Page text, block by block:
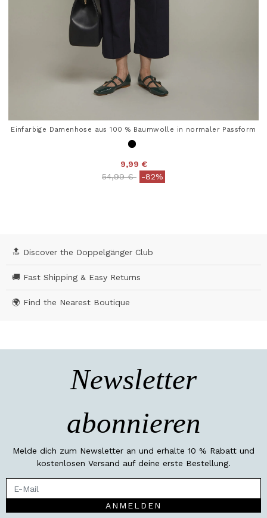
Einfarbige Damenhose aus 100 % Baumwolle in normaler Passform
9,99 €
Price reduced from
54,99 €to-82%
🔝 Discover the Doppelgänger Club
🚚 Fast Shipping & Easy Returns
🌍 Find the Nearest Boutique
Newsletter
abonnieren
Melde dich zum Newsletter an und erhalte 10 % Rabatt und
kostenlosen Versand auf deine erste Bestellung.
ANMELDEN